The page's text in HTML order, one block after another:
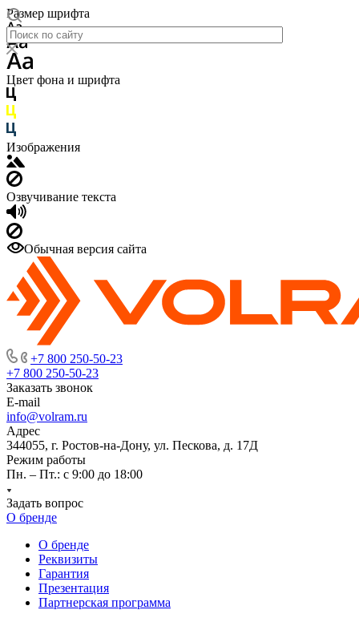
Размер шрифта
Цвет фона и шрифта
Изображения
Озвучивание текста
Обычная версия сайта
+7 800 250-50-23
+7 800 250-50-23
Заказать звонок
E-mail
info@volram.ru
Адрес
344055, г. Ростов-на-Дону, ул. Пескова, д. 17Д
Режим работы
Пн. – Пт.: с 9:00 до 18:00
Задать вопрос
О бренде
О бренде
Реквизиты
Гарантия
Презентация
Партнерская программа